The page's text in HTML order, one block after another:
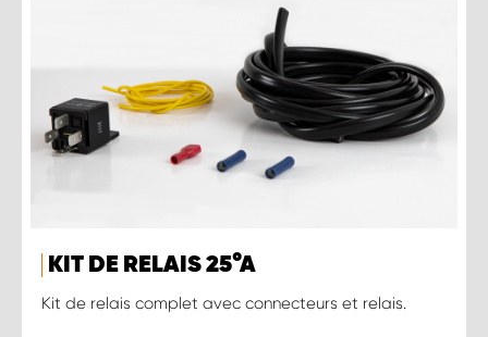
KIT DE RELAIS 25 ° A
Kit de relais complet avec connecteurs et relais.